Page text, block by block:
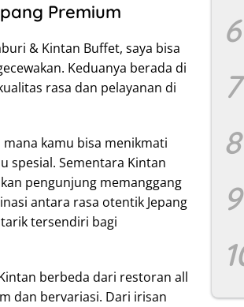
Premium
& Kintan Buffet, saya bisa
Keduanya berada di
rasa dan pelayanan di
mana kamu bisa menikmati
spesial. Sementara Kintan
pengunjung memanggang
antara rasa otentik Jepang
tersendiri bagi
berbeda dari restoran all
dan bervariasi. Dari irisan
6
7
8
9